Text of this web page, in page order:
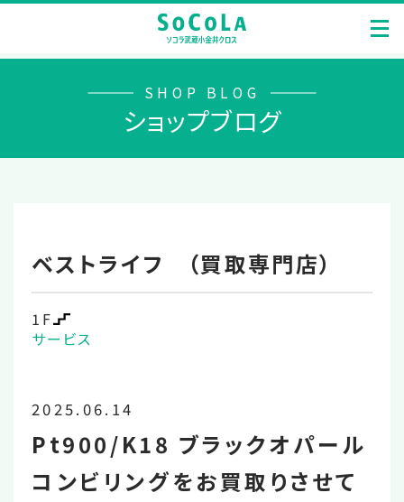
SHOP BLOG
ショップブログ
ベストライフ （買取専門店）
1F
サービス
2025.06.14
Pt900/K18 ブラックオパール
コンビリングをお買取りさせて